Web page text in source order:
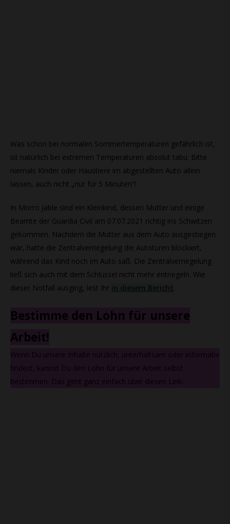
Was schon bei normalen Sommertemperaturen gefährlich ist,
ist natürlich bei extremen Temperaturen absolut tabu: Bitte
niemals Kinder oder Haustiere im abgestellten Auto allein
lassen, auch nicht „nur für 5 Minuten“!
In Morro Jable sind ein Kleinkind, dessen Mutter und einige
Beamte der Guardia Civil am 07.07.2021 richtig ins Schwitzen
gekommen. Nachdem die Mutter aus dem Auto ausgestiegen
war, hatte die Zentralverriegelung die Autotüren blockiert,
während das Kind noch im Auto saß. Die Zentralverriegelung
ließ sich auch mit dem Schlüssel nicht mehr entriegeln. Wie
dieser Notfall ausging, lest Ihr
.
Bestimme den Lohn für unsere
Arbeit!
Wenn Du unsere Inhalte nützlich, unterhaltsam oder informativ
findest, kannst Du den Lohn für unsere Arbeit selbst
bestimmen. Das geht ganz einfach über diesen Link: